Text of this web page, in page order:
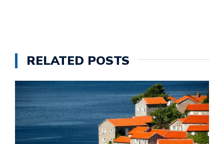
RELATED POSTS